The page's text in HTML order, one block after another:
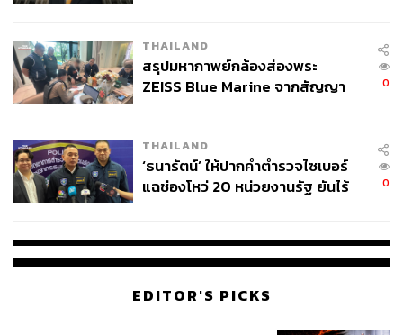
THAILAND
สรุปมหากาพย์กล้องส่องพระ
ZEISS Blue Marine จากสัญญา
จ่ายหนี้-แอบระบุแบรนด์
0
THAILAND
‘ธนารัตน์’ ให้ปากคำตำรวจไซเบอร์
แฉช่องโหว่ 20 หน่วยงานรัฐ ยันไร้
0
EDITOR'S PICKS